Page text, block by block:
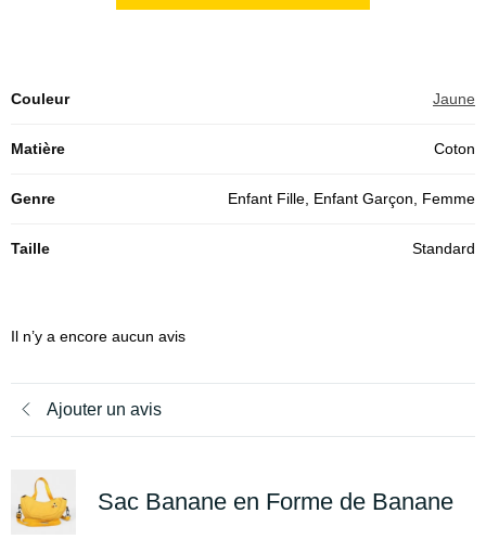
Couleur Jaune
Matière Coton
Genre Enfant Fille, Enfant Garçon, Femme
Taille Standard
Il n’y a encore aucun avis
Ajouter un avis
Sac Banane en Forme de Banane